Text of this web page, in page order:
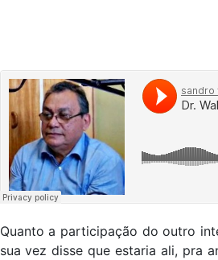
Quanto a participação do outro
sua vez disse que estaria ali, pra